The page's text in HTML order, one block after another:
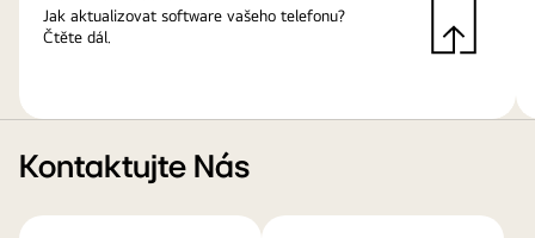
Jak aktualizovat software vašeho telefonu?
Čtěte dál.
Kontaktujte Nás